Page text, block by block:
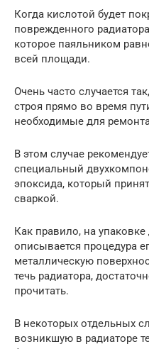
Когда кислотой будет
поврежденного
которое паяльником
всей площади.
Очень часто случается
строя прямо во время
необходимые для
В этом случае
специальный
эпоксида, который
сваркой.
Как правило, на
описывается процедура
металлическую
течь радиатора,
прочитать.
В некоторых отдельных
возникшую в радиаторе